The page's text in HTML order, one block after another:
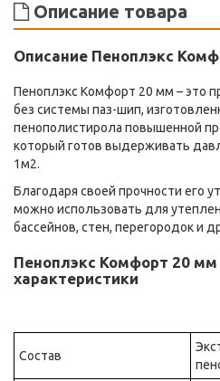
Описание товара
Описание Пеноплэкс
Пеноплэкс Комфорт 20 мм – это
без системы паз-шип,
пенополистирола повышенной
который готов выдерживать
1м2.
Благодаря своей прочности его
можно использовать для
бассейнов, стен, перегородок и
Пеноплэкс Комфорт 20 мм
характеристики
Состав